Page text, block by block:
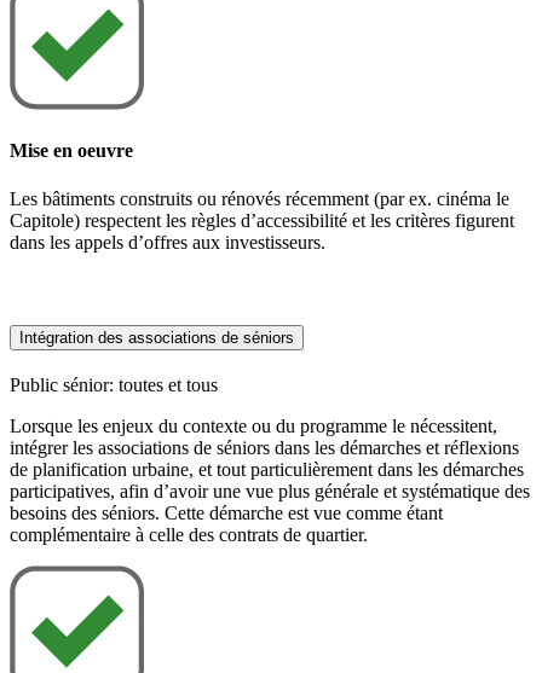
Mise en oeuvre
Les bâtiments construits ou rénovés récemment (par ex. cinéma le
Capitole) respectent les règles d’accessibilité et les critères figurent
dans les appels d’offres aux investisseurs.
Intégration des associations de séniors
Public sénior: toutes et tous
Lorsque les enjeux du contexte ou du programme le nécessitent,
intégrer les associations de séniors dans les démarches et réflexions
de planification urbaine, et tout particulièrement dans les démarches
participatives, afin d’avoir une vue plus générale et systématique des
besoins des séniors. Cette démarche est vue comme étant
complémentaire à celle des contrats de quartier.